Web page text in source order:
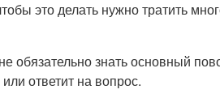
это делать нужно тратить
обязательно знать основный
ответит на вопрос.